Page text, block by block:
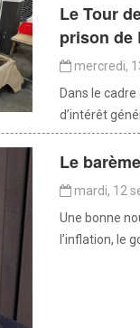
Le Tour
prison de
mercredi,
Dans le
d’intérêt
Le
mardi, 12
Une bonne
l’inflation, le